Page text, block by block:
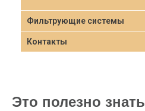
Фильтрующие системы
Контакты
Это полезно знать